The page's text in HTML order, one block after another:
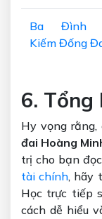
Ba Đình
Kiếm Đống
6. Tổng
Hy vọng rằng,
đai Hoàng
trị cho bạn
tài chính, hãy
Học trực tiếp
cách dễ hiểu